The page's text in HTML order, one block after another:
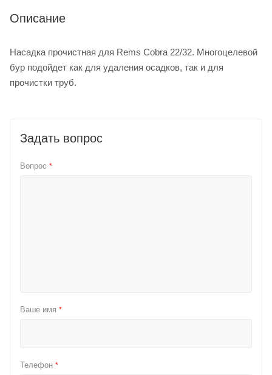
Описание
Насадка прочистная для Rems Cobra 22/32. Многоцелевой
бур подойдет как для удаления осадков, так и для
прочистки труб.
Задать вопрос
Вопрос *
Ваше имя *
Телефон *